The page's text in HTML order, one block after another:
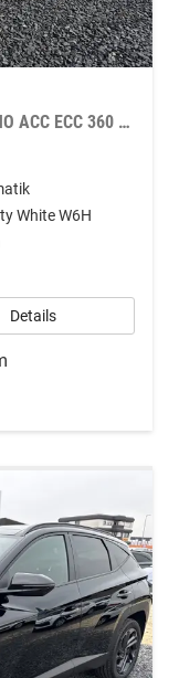
Impression HEV 4WD AUT N-LINE PANO ACC ECC 360 KRELL HUD SHZ
White W6H
Details